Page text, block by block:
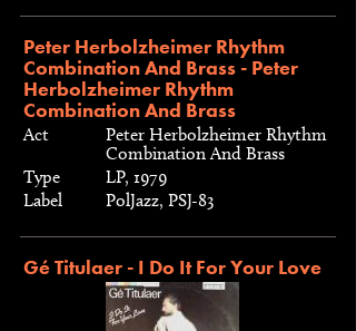
Peter Herbolzheimer Rhythm
Combination And Brass - Peter
Herbolzheimer Rhythm
Combination And Brass
Act
Peter Herbolzheimer Rhythm
Combination And Brass
Type
LP, 1979
Label
PolJazz, PSJ-83
Gé Titulaer - I Do It For Your Love